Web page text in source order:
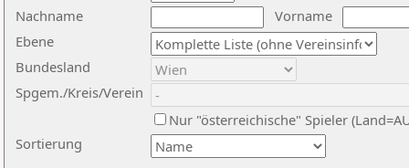
Nachname
Vorname
Ebene
Sortierung
Bundesland
Spgem./Kreis/Verein
Nur "österreichische" Spieler